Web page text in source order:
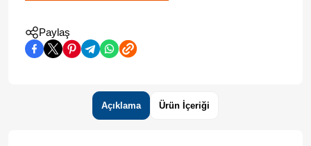
Paylaş
Açıklama Ürün İçeriği